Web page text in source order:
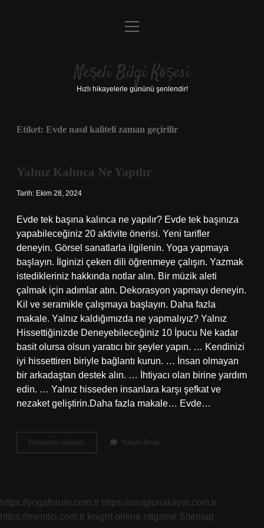
Anasayfa
Yasal Uyarı
menüyü
Neşeli Bilgi Köşesi
Hızlı hikayelerle gününü şenlendir!
Etiket: Evde nasıl kaliteli zaman geçirilir
Yalnız Kalınca Ne Yapılır
Tarih: Ekim 28, 2024
Evde tek başına kalınca ne yapılır? Evde tek başınıza
yapabileceğiniz 20 aktivite önerisi. Yeni tarifler
deneyin. Görsel sanatlarla ilgilenin. Yoga yapmaya
başlayın. İlginizi çeken dili öğrenmeye çalışın. Yazmak
istedikleriniz hakkında notlar alın. Bir müzik aleti
çalmak için adımlar atın. Dekorasyon yapmayı deneyin.
Kil ve seramikle çalışmaya başlayın. Daha fazla
makale. Yalnız kaldığımızda ne yapmalıyız? Yalnız
Hissettiğinizde Deneyebileceğiniz 10 İpucu Ne kadar
basit olursa olsun yaratıcı bir şeyler yapın. … Kendinizi
iyi hissettiren biriyle bağlantı kurun. … İnsan olmayan
bir arkadaştan destek alın. … İhtiyacı olan birine yardım
edin. … Yalnız hisseden insanlara karşı şefkat ve
nezaket geliştirin.Daha fazla makale… Evde…
Devamını okuyun
Kalınca
Yorum Bırak
https://yogaforum.com.tr https://ozoglunakliyat.com.tr
https://memici.com.tr knight online nttgame Sitemap